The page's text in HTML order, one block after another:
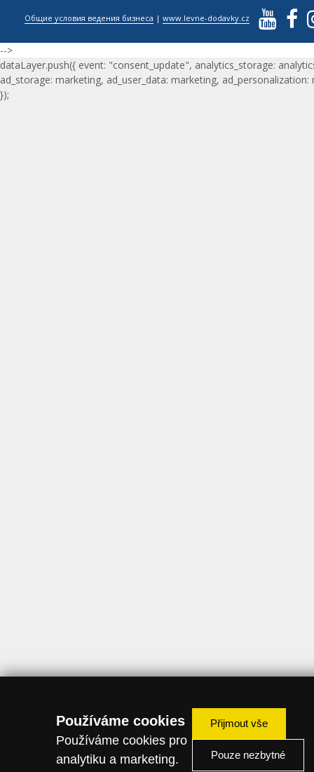
Общие условия ведения бизнеса |www.levne-dodavky.cz
-->
dataLayer.push({ event: "consent_update", analytics_storage:
ad_storage: marketing, ad_user_data: marketing, ad_personalization:
});
Používáme cookies
Používáme cookies pro
analytiku a marketing.
Přijmout vše
Pouze nezbytné